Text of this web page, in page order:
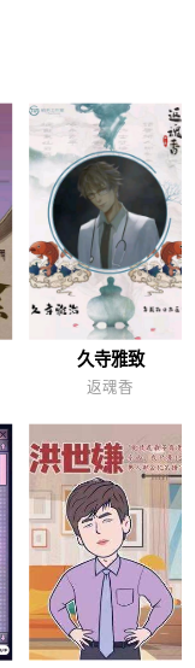
久寺雅致
返魂香